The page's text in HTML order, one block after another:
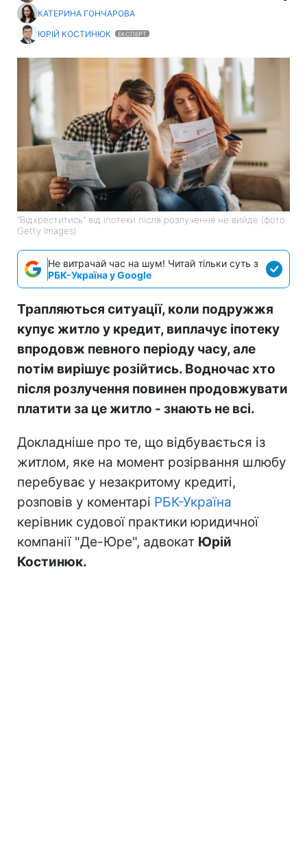
КАТЕРИНА ГОНЧАРОВА
ЮРІЙ КОСТИНЮК
ЕКСПЕРТ
"Відхреститись" від іпотеки після розлучення не вийде (фото:
Getty Images)
Не витрачай час на шум! Читай тільки суть з
РБК-Україна у Google
Трапляються ситуації, коли подружжя
купує житло у кредит, виплачує іпотеку
впродовж певного періоду часу, але
потім вирішує розійтись. Водночас хто
після розлучення повинен продовжувати
платити за це житло - знають не всі.
Докладніше про те, що відбувається із
житлом, яке на момент розірвання шлюбу
перебуває у незакритому кредиті,
розповів у коментарі РБК-Україна
керівник судової практики юридичної
компанії "Де-Юре", адвокат Юрій
Костинюк.